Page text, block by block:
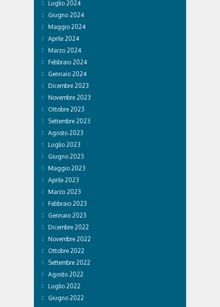
Luglio 2024
Giugno 2024
Maggio 2024
Aprile 2024
Marzo 2024
Febbraio 2024
Gennaio 2024
Dicembre 2023
Novembre 2023
Ottobre 2023
Settembre 2023
Agosto 2023
Luglio 2023
Giugno 2023
Maggio 2023
Aprile 2023
Marzo 2023
Febbraio 2023
Gennaio 2023
Dicembre 2022
Novembre 2022
Ottobre 2022
Settembre 2022
Agosto 2022
Luglio 2022
Giugno 2022